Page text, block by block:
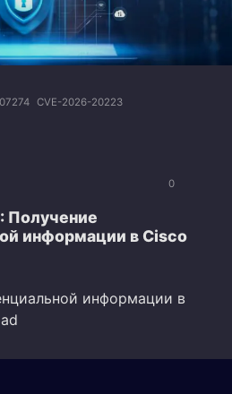
CVE-2026-20223
0
Получение
информации в Cisco
информации в